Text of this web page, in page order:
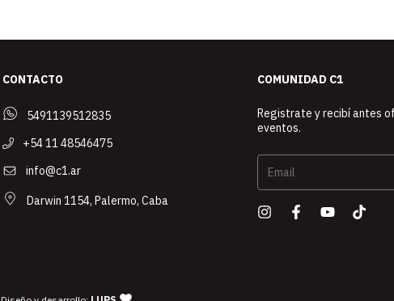
CONTACTO
5491139512835
+54 11 48546475
info@c1.ar
Darwin 1154, Palermo, Caba
COMUNIDAD C1
Registrate y recibí antes
eventos.